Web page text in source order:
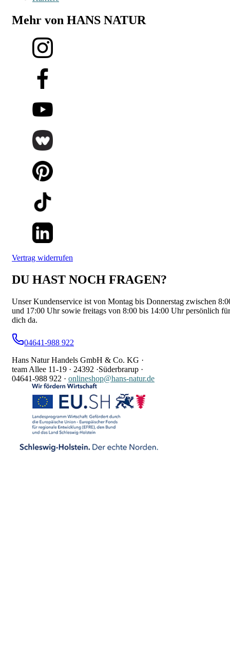
Mehr von HANS NATUR
Vertrag widerrufen
DU HAST NOCH FRAGEN?
Unser Kundenservice ist von Montag bis Donnerstag zwischen
und 17:00 Uhr sowie freitags von 8:00 bis 14:00 Uhr persönlich für
dich da.
04641-988 922
Hans Natur Handels GmbH & Co. KG ·
team Allee 11-19 · 24392 ·Süderbrarup ·
04641-988 922 · onlineshop@hans-natur.de